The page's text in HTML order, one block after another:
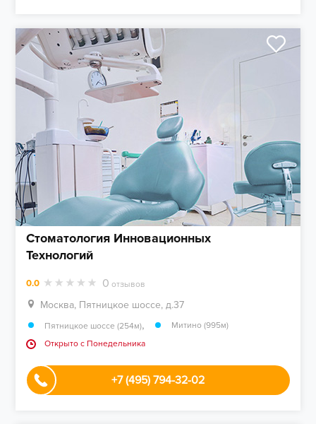
Стоматология Инновационных
Технологий
0.0 0 отзывов
Москва, Пятницкое шоссе, д.37
Пятницкое шоссе (254м),
Митино (995м)
Открыто c Понедельника
+7 (495) 794-32-02